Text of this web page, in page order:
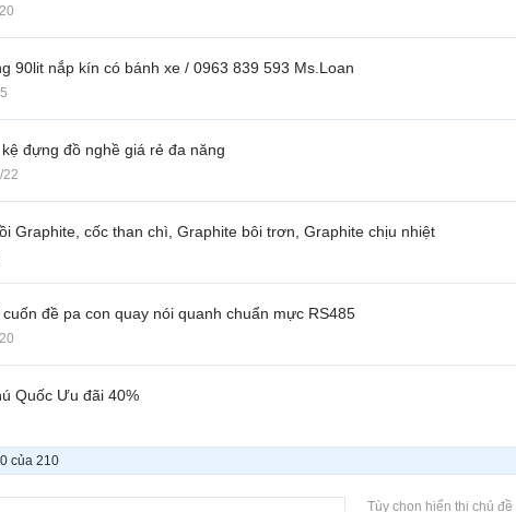
90lit nắp kín có bánh xe / 0963 839 593 Ms.Loan
đựng đồ nghề giá rẻ đa năng
22
Graphite, cốc than chì, Graphite bôi trơn, Graphite chịu nhiệt
đề pa con quay nói quanh chuẩn mực RS485
Quốc Ưu đãi 40%
của 210
Tùy chọn hiển thị chủ đề